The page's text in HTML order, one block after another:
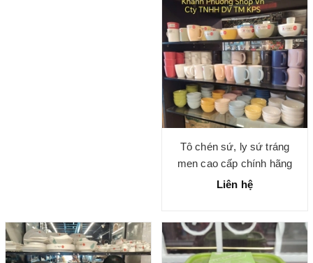
Tô chén sứ, ly sứ tráng
men cao cấp chính hãng
Liên hệ